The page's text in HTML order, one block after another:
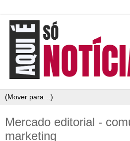
Mercado editorial -
marketing